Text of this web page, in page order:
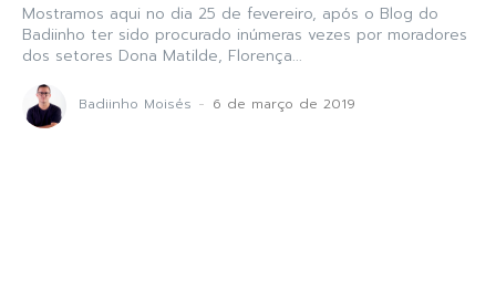
Mostramos aqui no dia 25 de fevereiro, após o Blog do
Badiinho ter sido procurado inúmeras vezes por moradores
dos setores Dona Matilde, Florença...
Badiinho Moisés - 6 de março de 2019